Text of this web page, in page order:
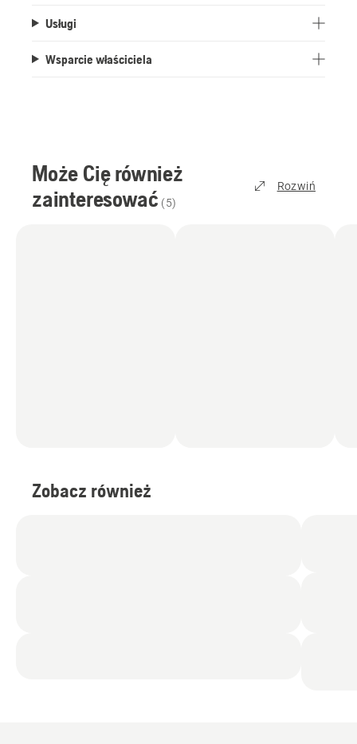
Usługi
Wsparcie właściciela
Może Cię również
zainteresować (5)
Rozwiń
Zobacz również